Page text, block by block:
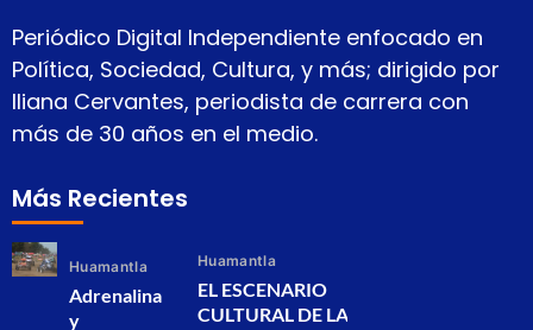
Periódico Digital Independiente enfocado en
Política, Sociedad, Cultura, y más; dirigido por
Iliana Cervantes, periodista de carrera con
más de 30 años en el medio.
Más Recientes
Huamantla
Adrenalina
y
Huamantla
EL ESCENARIO
CULTURAL DE LA